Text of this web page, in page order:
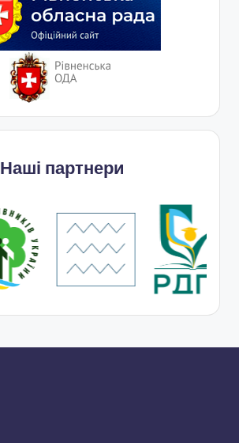
Наші партнери